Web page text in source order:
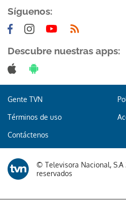
Síguenos:
Descubre nuestras apps:
Gente TVN
Términos de uso
Contáctenos
© Televisora Nacional, S.A
reservados